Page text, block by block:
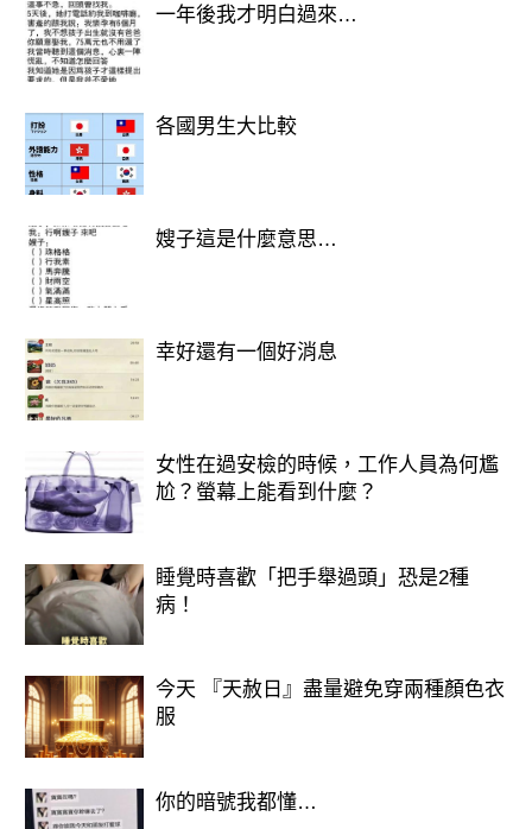
>>>>https://lihi.cc/Ozo8m
一年後我才明白過來…
各國男生大比較
嫂子這是什麼意思…
幸好還有一個好消息
女性在過安檢的時候，工作人員為何尷
尬？螢幕上能看到什麼？
睡覺時喜歡「把手舉過頭」恐是2種
病！
今天 『天赦日』盡量避免穿兩種顏色衣
服
你的暗號我都懂…